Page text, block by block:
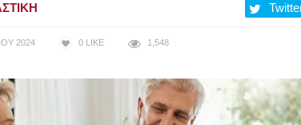
2024 0 LIKE 1,548